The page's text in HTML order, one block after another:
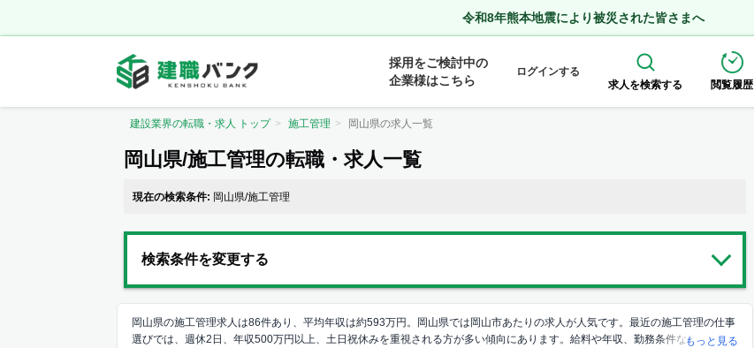
令和8年熊本地震により被災された皆さまへ
採用をご検討中の
企業様はこちら
ログインする
求人を検索する
閲覧履歴
建設業界の転職・求人 トップ 施工管理 岡山県の求人一覧
岡山県/施工管理の転職・求人一覧
現在の検索条件: 岡山県/施工管理
検索条件を変更する
岡山県の施工管理求人は86件あり、平均年収は約593万円。岡山県では岡山市あたりの求人が人気です。最近の施工管理の仕事
選びでは、週休2日、年収500万円以上、土日祝休みを重視される方が多い傾向にあります。給料や年収、勤務条件など豊富な
もっと見る